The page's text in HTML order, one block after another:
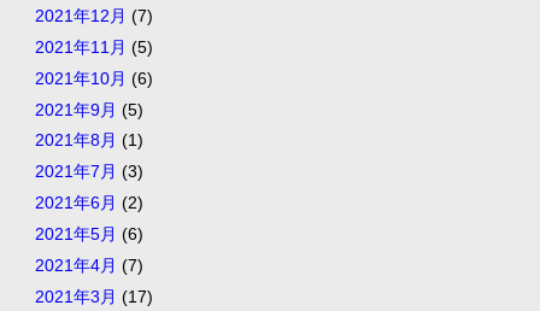
2021年12月 (7)
2021年11月 (5)
2021年10月 (6)
2021年9月 (5)
2021年8月 (1)
2021年7月 (3)
2021年6月 (2)
2021年5月 (6)
2021年4月 (7)
2021年3月 (17)